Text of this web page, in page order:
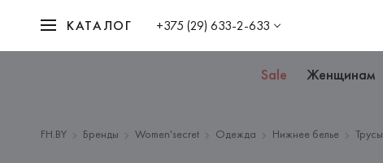
КАТАЛОГ +375 (29) 633-2-633
Sale Женщинам
FH.BY Бренды Women'secret Одежда Нижнее белье Трусы